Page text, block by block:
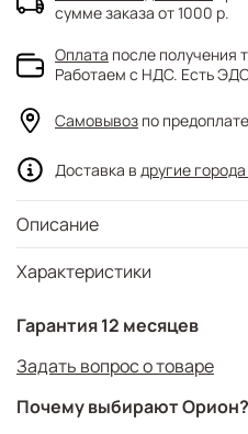
Характеристики
Описание
Гарантия 12 месяцев
Задать вопрос о товаре
Почему выбирают Орион?
сумме заказа от 1000 р.
Оплата после получения
Работаем с НДС. Есть
Самовывоз по предоплате
Доставка в другие